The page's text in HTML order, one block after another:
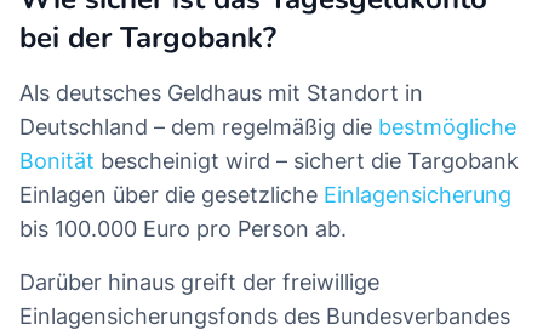
bei der Targobank?
Als deutsches Geldhaus mit Standort in
Deutschland – dem regelmäßig die bestmögliche
Bonität bescheinigt wird – sichert die Targobank
Einlagen über die gesetzliche Einlagensicherung
bis 100.000 Euro pro Person ab.
Darüber hinaus greift der freiwillige
Einlagensicherungsfonds des Bundesverbandes